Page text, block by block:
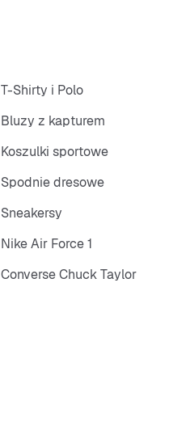
T-Shirty i Polo
Bluzy z kapturem
Koszulki sportowe
Spodnie dresowe
Sneakersy
Nike Air Force 1
Converse Chuck Taylor